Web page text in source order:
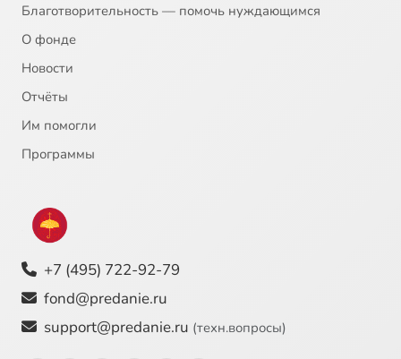
Благотворительность — помочь нуждающимся
О фонде
Новости
Отчёты
Им помогли
Программы
+7 (495) 722-92-79
fond@predanie.ru
support@predanie.ru (техн.вопросы)